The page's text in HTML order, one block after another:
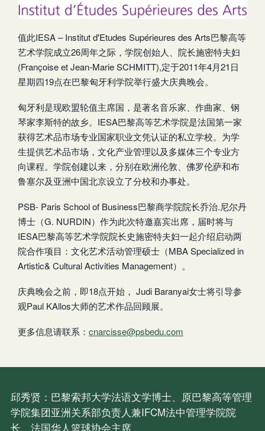
值此IESA – Institut d'Etudes Supérieures des Arts巴黎高等
艺术学院成立26周年之际，学院创始人、院长施密特夫妇
(Françoise et Jean-Marie SCHMITT),定于2011年4月21日
星期四19点在巴黎匈牙利学院举行盛大庆典晚会。
匈牙利是现欧盟轮值主席国，是著名音乐家、作曲家、钢
琴家李斯特的故乡。IESA巴黎高等艺术学院是法国第一家
获得艺术品市场专业国家职业文凭认证的私立学校。为学
生提供艺术品市场，文化产业管理以及多媒体三个专业方
向课程。学院创建以来，分别在欧洲伦敦、佛罗伦萨和布
鲁塞尔及亚洲中国北京设立了分校和办事处。
PSB- Paris School of Business巴黎商学院院长乔治.尼尔丹
博士（G. NURDIN）作为此次特邀嘉宾出席，届时将与
IESA巴黎高等艺术学院院长史施密特夫妇一起介绍启动两
院合作项目：文化艺术活动管理硕士（MBA Specialized in
Artistic& Cultural Activities Management）。
庆典晚会之前，即18点开始， Judi Baranyai女士将引导参
观Paul KAllos大师的艺术作品回顾展。
更多信息请联系： cnarcisse@psbedu.com
邱秀贤：巴黎索邦大学法语文学博士、原巴黎高等管理
学院集团亚洲关系部负责人兼IFCM法中管理学院院
长、法国华人篮球协会主席